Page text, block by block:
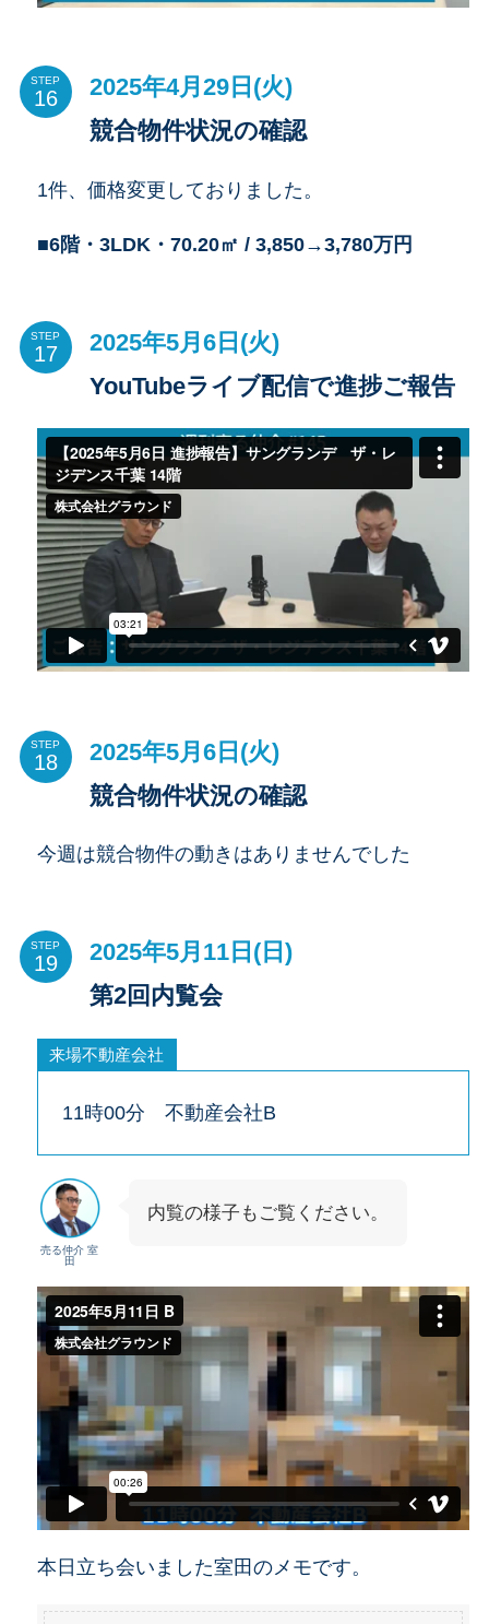
STEP
2025年4月29日(火)
競合物件状況の確認
1件、価格変更しておりました。
■6階・3LDK・70.20㎡ / 3,850→3,780万円
STEP
2025年5月6日(火)
YouTubeライブ配信で進捗ご報告
STEP
2025年5月6日(火)
競合物件状況の確認
今週は競合物件の動きはありませんでした
STEP
2025年5月11日(日)
第2回内覧会
来場不動産会社
11時00分 不動産会社B
売る仲介 室
田
内覧の様子もご覧ください。
本日立ち会いました室田のメモです。